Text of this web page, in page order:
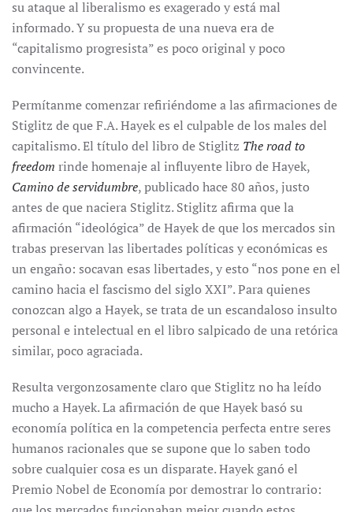
su ataque al liberalismo es exagerado y está mal
informado. Y su propuesta de una nueva era de
“capitalismo progresista” es poco original y poco
convincente.
Permítanme comenzar refiriéndome a las afirmaciones de
Stiglitz de que F.A. Hayek es el culpable de los males del
capitalismo. El título del libro de Stiglitz The road to
freedom rinde homenaje al influyente libro de Hayek,
Camino de servidumbre, publicado hace 80 años, justo
antes de que naciera Stiglitz. Stiglitz afirma que la
afirmación “ideológica” de Hayek de que los mercados sin
trabas preservan las libertades políticas y económicas es
un engaño: socavan esas libertades, y esto “nos pone en el
camino hacia el fascismo del siglo XXI”. Para quienes
conozcan algo a Hayek, se trata de un escandaloso insulto
personal e intelectual en el libro salpicado de una retórica
similar, poco agraciada.
Resulta vergonzosamente claro que Stiglitz no ha leído
mucho a Hayek. La afirmación de que Hayek basó su
economía política en la competencia perfecta entre seres
humanos racionales que se supone que lo saben todo
sobre cualquier cosa es un disparate. Hayek ganó el
Premio Nobel de Economía por demostrar lo contrario: